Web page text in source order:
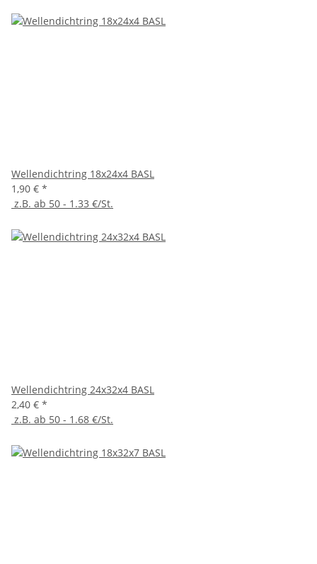
Wellendichtring 18x24x4 BASL
1,90 € *
z.B. ab 50 - 1.33 €/St.
Wellendichtring 24x32x4 BASL
2,40 € *
z.B. ab 50 - 1.68 €/St.